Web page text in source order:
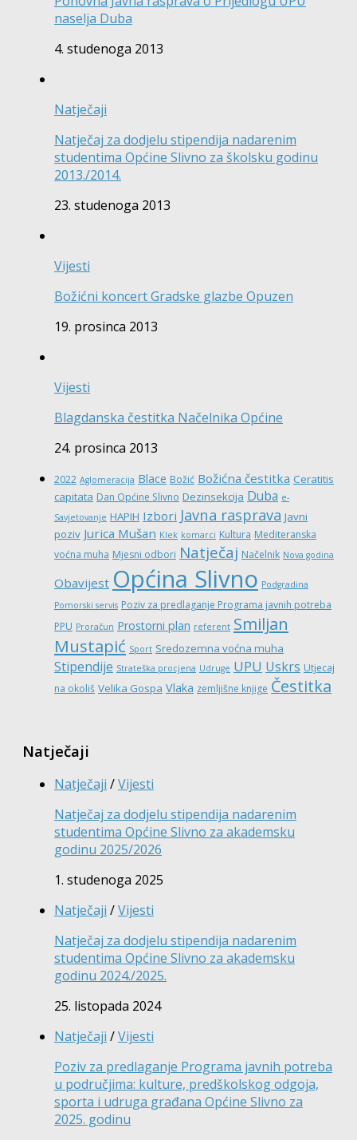
naselja Duba
4. studenoga 2013
Natječaji
Natječaj za dodjelu stipendija nadarenim
studentima Općine Slivno za školsku godinu
2013./2014.
23. studenoga 2013
Vijesti
Božićni koncert Gradske glazbe Opuzen
19. prosinca 2013
Vijesti
Blagdanska čestitka Načelnika Općine
24. prosinca 2013
2022 Aglomeracija Blace Božić Božićna čestitka Ceratitis
capitata Dan Općine Slivno Dezinsekcija Duba e-
Savjetovanje HAPIH Izbori Javna rasprava Javni
poziv Jurica Mušan Klek komarci Kultura Mediteranska
voćna muha Mjesni odbori Natječaj Načelnik Nova godina
Obavijest Općina Slivno Podgradina
Pomorski servis Poziv za predlaganje Programa javnih potreba
PPU Proračun Prostorni plan referent Smiljan
Mustapić Sport Sredozemna voćna muha
Stipendije Strateška procjena Udruge UPU Uskrs Utjecaj
na okoliš Velika Gospa Vlaka zemljišne knjige Čestitka
Natječaji
Natječaji /Vijesti
Natječaj za dodjelu stipendija nadarenim
studentima Općine Slivno za akademsku
godinu 2025/2026
1. studenoga 2025
Natječaji /Vijesti
Natječaj za dodjelu stipendija nadarenim
studentima Općine Slivno za akademsku
godinu 2024./2025.
25. listopada 2024
Natječaji /Vijesti
Poziv za predlaganje Programa javnih potreba
u područjima: kulture, predškolskog odgoja,
sporta i udruga građana Općine Slivno za
2025. godinu